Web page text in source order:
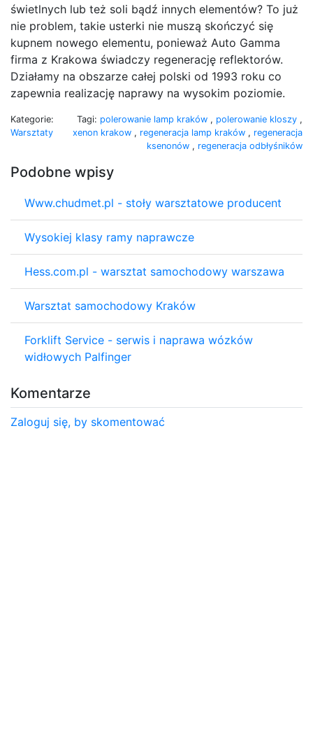
świetlnych lub też soli bądź innych elementów? To już
nie problem, takie usterki nie muszą skończyć się
kupnem nowego elementu, ponieważ Auto Gamma
firma z Krakowa świadczy regenerację reflektorów.
Działamy na obszarze całej polski od 1993 roku co
zapewnia realizację naprawy na wysokim poziomie.
Kategorie:
Warsztaty
Tagi: polerowanie lamp kraków , polerowanie kloszy ,
xenon krakow , regeneracja lamp kraków , regeneracja
ksenonów , regeneracja odbłyśników
Podobne wpisy
Www.chudmet.pl - stoły warsztatowe producent
Wysokiej klasy ramy naprawcze
Hess.com.pl - warsztat samochodowy warszawa
Warsztat samochodowy Kraków
Forklift Service - serwis i naprawa wózków
widłowych Palfinger
Komentarze
Zaloguj się, by skomentować